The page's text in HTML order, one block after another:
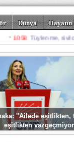
Dünya
Spor Misafir
''Ailede eşitlikten,
eşitlikten